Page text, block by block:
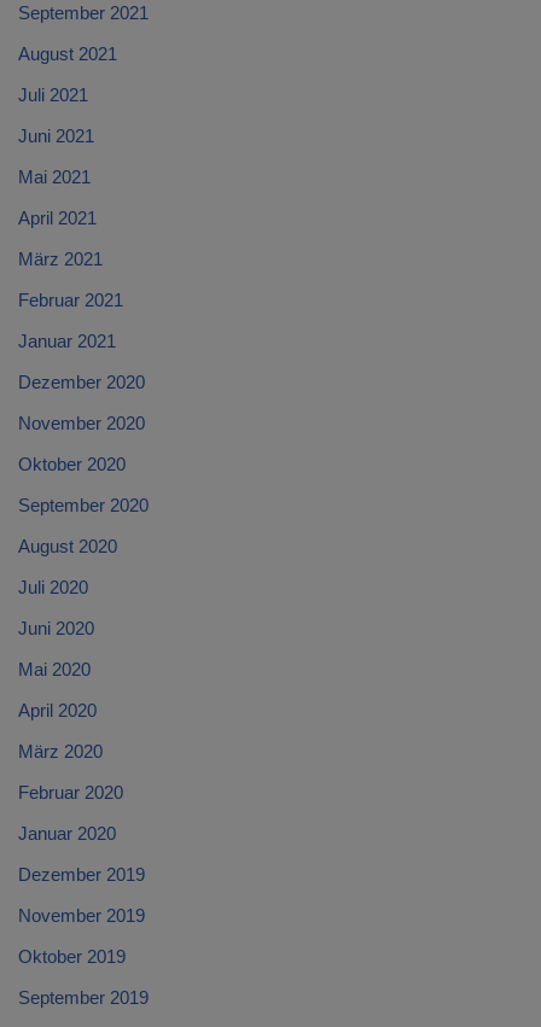
September 2021
August 2021
Juli 2021
Juni 2021
Mai 2021
April 2021
März 2021
Februar 2021
Januar 2021
Dezember 2020
November 2020
Oktober 2020
September 2020
August 2020
Juli 2020
Juni 2020
Mai 2020
April 2020
März 2020
Februar 2020
Januar 2020
Dezember 2019
November 2019
Oktober 2019
September 2019